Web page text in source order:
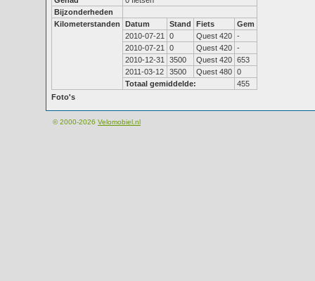
Bijzonderheden
Kilometerstanden
Datum Stand Fiets
Gem
2010-07-21
0 Quest 420 -
2010-07-21
0 Quest 420 -
2010-12-31
3500 Quest 420 653
2011-03-12
3500 Quest 480 0
Totaal gemiddelde:
455
Foto's
© 2000-2026 Velomobiel.nl